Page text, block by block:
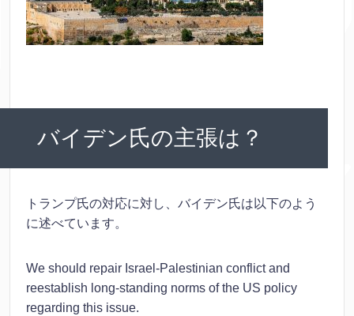
バイデン氏の主張は？
トランプ氏の対応に対し、バイデン氏は以下のよう
に述べています。
We should repair Israel-Palestinian conflict and
reestablish long-standing norms of the US policy
regarding this issue.